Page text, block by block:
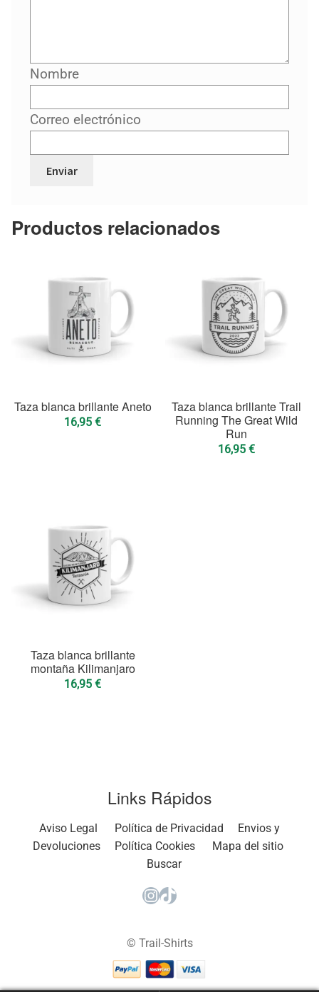
Nombre
Correo electrónico
Productos relacionados
Taza blanca brillante Aneto
16,95 €
Taza blanca brillante Trail
Running The Great Wild
Run
16,95 €
Taza blanca brillante
montaña Kilimanjaro
16,95 €
Links Rápidos
Aviso Legal Política de Privacidad
Envios y
Devoluciones
Política Cookies
Mapa del sitio
Buscar
Instagram
TikTok
© Trail-Shirts